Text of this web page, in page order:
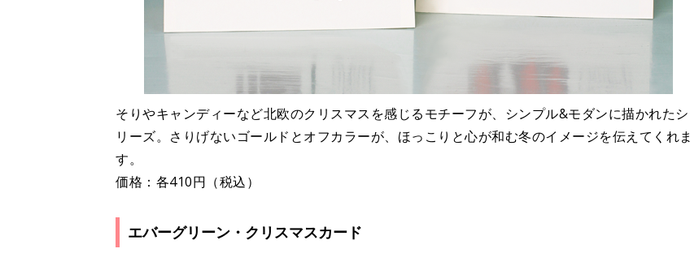
そりやキャンディーなど北欧のクリスマスを感じるモチーフが、シンプル&モダンに描かれたシ
リーズ。さりげないゴールドとオフカラーが、ほっこりと心が和む冬のイメージを伝えてくれま
す。
価格：各410円（税込）
エバーグリーン・クリスマスカード